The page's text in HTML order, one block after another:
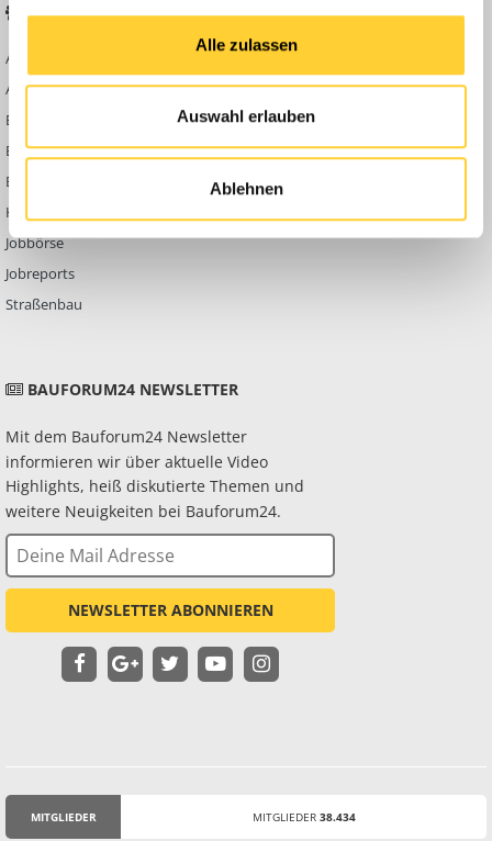
Alle zulassen
Auswahl erlauben
Ablehnen
BELIEBTE FOREN
Abbruch
Ausbildung & Beruf
Bau Allgemein
Baumaschinen
Berg- & Tagebau
Hoch- & Tiefbau
Jobbörse
Jobreports
Straßenbau
KONTAKT
Werben auf
Bauforum24
Kontakt
Impressum
BAUFORUM24 NEWSLETTER
Mit dem Bauforum24 Newsletter
informieren wir über aktuelle Video
Highlights, heiß diskutierte Themen und
weitere Neuigkeiten bei Bauforum24.
NEWSLETTER ABONNIEREN
MITGLIEDER MITGLIEDER 38.434